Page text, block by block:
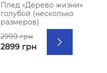
Плед «Дерево жизни»
голубой (несколько
размеров)
2999 грн
2899 грн